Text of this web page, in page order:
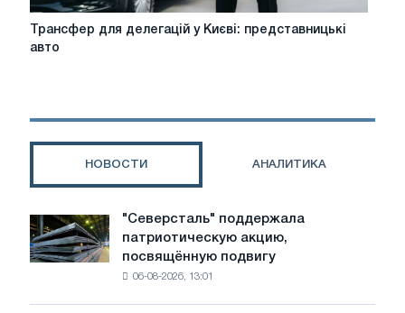
Трансфер
для
представницькі
Трансфер для делегацій у Києві: представницькі
авто
НОВОСТИ АНАЛИТИКА
"Северсталь"
поддержала
патриотическую
"Северсталь" поддержала
патриотическую акцию,
посвящённую подвигу
06-08-2026, 13:01